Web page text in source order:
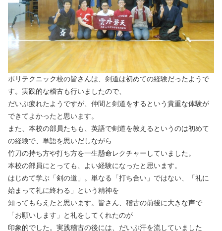
ポリテクニック校の皆さんは、剣道は初めての経験だったようで
す。実践的な稽古も行いましたので、
だいぶ疲れたようですが、仲間と剣道をするという貴重な体験が
できてよかったと思います。
また、本校の部員たちも、英語で剣道を教えるというのは初めて
の経験で、単語を思いだしながら
竹刀の持ち方や打ち方を一生懸命レクチャーしていました。
本校の部員にとっても、よい経験になったと思います。
はじめて学ぶ「剣の道」。単なる「打ち合い」ではない、「礼に
始まって礼に終わる」という精神を
知ってもらえたと思います。皆さん、稽古の前後に大きな声で
「お願いします」と礼をしてくれたのが
印象的でした。実践稽古の後には、だいぶ汗を流していました